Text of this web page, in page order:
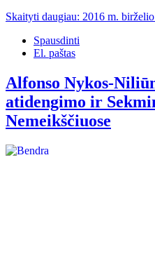
Skaityti daugiau: 2016 m.
Spausdinti
El. paštas
Alfonso Nykos-
atidengimo ir
Nemeikščiuose